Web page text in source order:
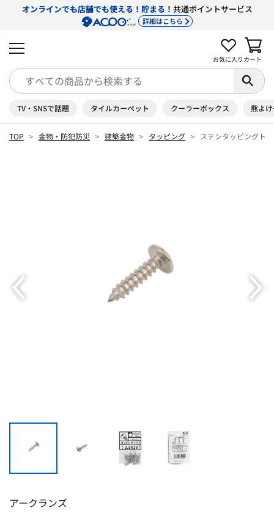
オンラインでも店舗でも使える！貯まる！ 共通ポイントサービス
詳細はこちら
お気に入り カート
TV・SNSで話題 タイルカーペット クーラーボックス 熊よ
TOP 金物・防犯防災 建築金物 タッピング ステンタッピング
アークランズ